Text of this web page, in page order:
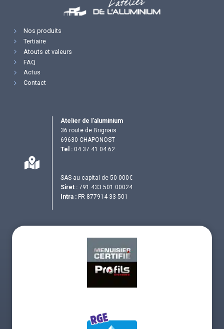
Nos produits
Tertiaire
Atouts et valeurs
FAQ
Actus
Contact
Atelier de l’aluminium
36 route de Brignais
69630 CHAPONOST
Tel : 04.37.41.04.62
SAS au capital de 50 000€
Siret : 791 433 501 00024
Intra : FR 877914 33 501